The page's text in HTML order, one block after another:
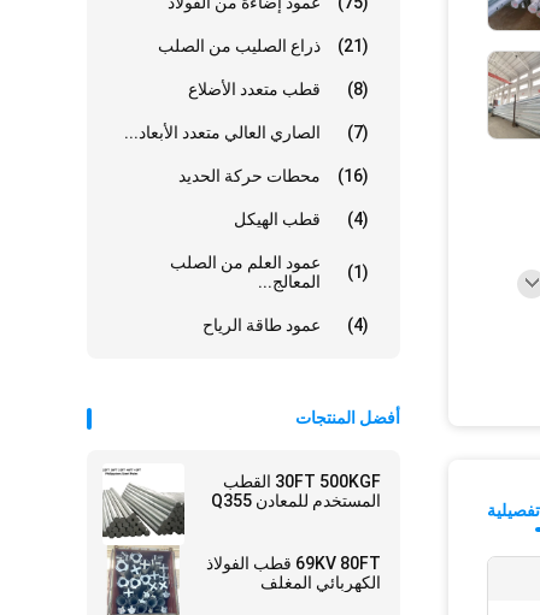
ذراع الصليب من الصلب (21)
قطب متعدد الأضلاع (8)
الصاري العالي متعدد الأبعاد... (7)
محطات حركة الحديد (16)
قطب الهيكل (4)
عمود العلم من الصلب
المعالج...
(1)
عمود طاقة الرياح (4)
أفضل المنتجات
30FT 500KGF القطب
المستخدم للمعادن Q355
69KV 80FT قطب الفولاذ
الكهربائي المغلف